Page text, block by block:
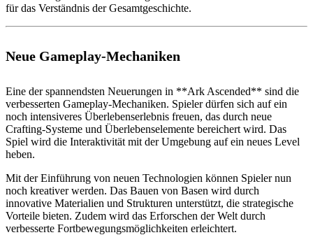
für das Verständnis der Gesamtgeschichte.
Neue Gameplay-Mechaniken
Eine der spannendsten Neuerungen in **Ark Ascended** sind die
verbesserten Gameplay-Mechaniken. Spieler dürfen sich auf ein
noch intensiveres Überlebenserlebnis freuen, das durch neue
Crafting-Systeme und Überlebenselemente bereichert wird. Das
Spiel wird die Interaktivität mit der Umgebung auf ein neues Level
heben.
Mit der Einführung von neuen Technologien können Spieler nun
noch kreativer werden. Das Bauen von Basen wird durch
innovative Materialien und Strukturen unterstützt, die strategische
Vorteile bieten. Zudem wird das Erforschen der Welt durch
verbesserte Fortbewegungsmöglichkeiten erleichtert.